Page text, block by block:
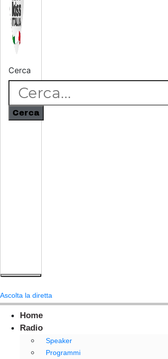
Cerca
Cerca
Ascolta la diretta
Home
Radio
Speaker
Programmi